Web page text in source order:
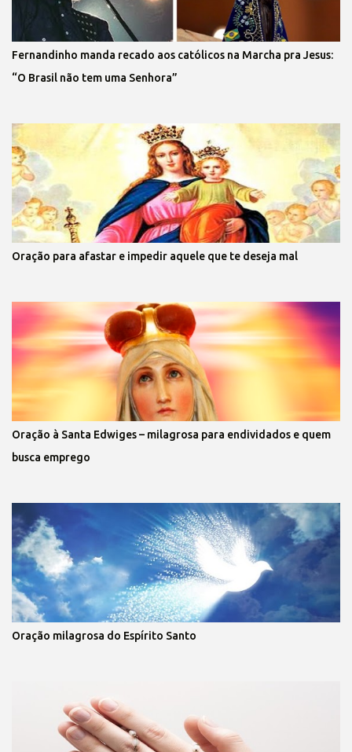
Fernandinho manda recado aos católicos na Marcha pra Jesus:
“O Brasil não tem uma Senhora”
Oração para afastar e impedir aquele que te deseja mal
Oração à Santa Edwiges – milagrosa para endividados e quem
busca emprego
Oração milagrosa do Espírito Santo